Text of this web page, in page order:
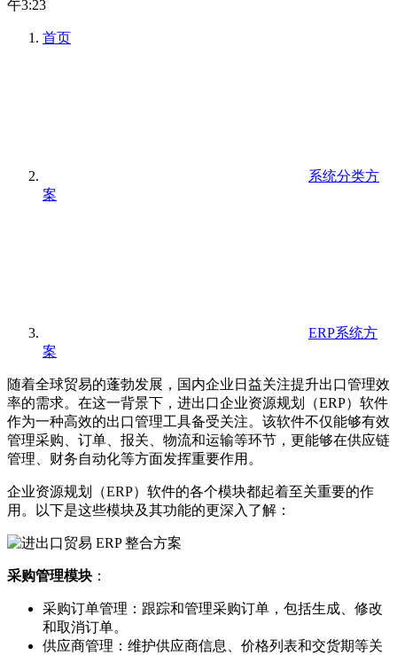
午3:23
首页
系统分类方
案
ERP系统方
案
随着全球贸易的蓬勃发展，国内企业日益关注提升出口管理效
率的需求。在这一背景下，进出口企业资源规划（ERP）软件
作为一种高效的出口管理工具备受关注。该软件不仅能够有效
管理采购、订单、报关、物流和运输等环节，更能够在供应链
管理、财务自动化等方面发挥重要作用。
企业资源规划（ERP）软件的各个模块都起着至关重要的作
用。以下是这些模块及其功能的更深入了解：
采购管理模块 ：
采购订单管理：跟踪和管理采购订单，包括生成、修改
和取消订单。
供应商管理：维护供应商信息、价格列表和交货期等关